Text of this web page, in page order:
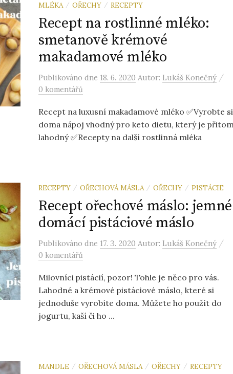
MLÉKA / OŘECHY / RECEPTY
Recept na rostlinné mléko:
smetanově krémové
makadamové mléko
Publikováno dne 18. 6. 2020 Autor: Lukáš Konečný /
0 komentářů
Recept na luxusní makadamové mléko ✅Vyrobte si
doma nápoj vhodný pro keto dietu, který je
lahodný ✅Recepty na další rostlinná mléka
RECEPTY / OŘECHOVÁ MÁSLA / OŘECHY / PISTÁCIE
Recept ořechové máslo: jemné
domácí pistáciové máslo
Publikováno dne 17. 3. 2020 Autor: Lukáš Konečný /
0 komentářů
Milovníci pistácií, pozor! Tohle je něco pro vás.
Lahodné a krémové pistáciové máslo, které si
jednoduše vyrobíte doma. Můžete ho použít do
jogurtu, kaší či ho ...
MANDLE / OŘECHOVÁ MÁSLA / OŘECHY / RECEPTY